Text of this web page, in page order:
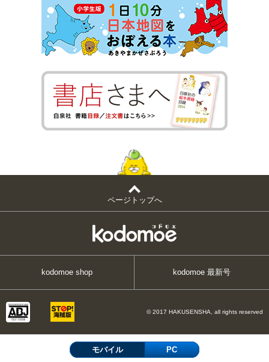
ページトップへ
kodomoe shop kodomoe 最新号
© 2017 HAKUSENSHA, all rights reserved
モバイル PC